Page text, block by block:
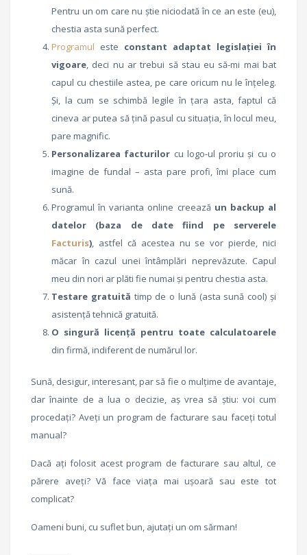
Pentru un om care nu știe niciodată în ce an este (eu),
chestia asta sună perfect.
Programul este constant adaptat legislației în
vigoare, deci nu ar trebui să stau eu să-mi mai bat
capul cu chestiile astea, pe care oricum nu le înțeleg.
Și, la cum se schimbă legile în țara asta, faptul că
cineva ar putea să țină pasul cu situația, în locul meu,
pare magnific.
Personalizarea facturilor cu logo-ul proriu și cu o
imagine de fundal – asta pare profi, îmi place cum
sună.
Programul în varianta online creează un backup al
datelor (baza de date fiind pe serverele
Facturis), astfel că acestea nu se vor pierde, nici
măcar în cazul unei întâmplări neprevăzute. Capul
meu din nori ar plăti fie numai și pentru chestia asta.
Testare gratuită timp de o lună (asta sună cool) și
asistență tehnică gratuită.
O singură licență pentru toate calculatoarele
din firmă, indiferent de numărul lor.
Sună, desigur, interesant, par să fie o mulțime de avantaje,
dar înainte de a lua o decizie, aș vrea să știu: voi cum
procedați? Aveți un program de facturare sau faceți totul
manual?
Dacă ați folosit acest program de facturare sau altul, ce
părere aveți? Vă face viața mai ușoară sau este tot
complicat?
Oameni buni, cu suflet bun, ajutați un om sărman!